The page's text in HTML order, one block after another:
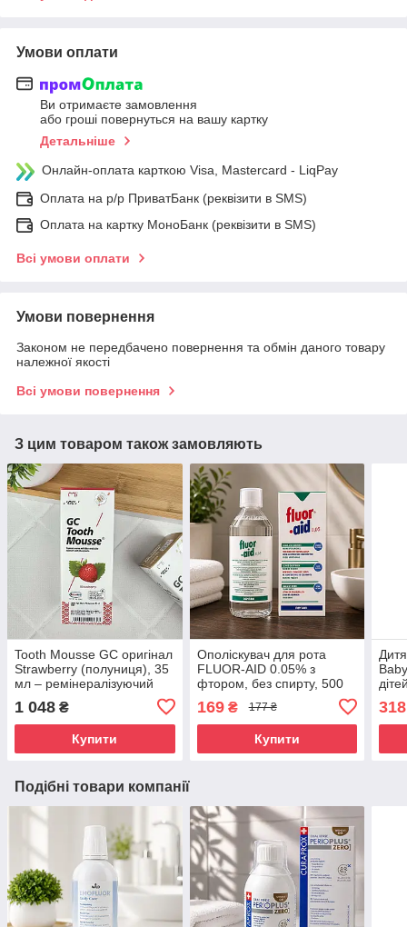
Умови оплати
Ви отримаєте замовлення
або гроші повернуться на вашу картку
Детальніше
Онлайн-оплата карткою Visa, Mastercard - LiqPay
Оплата на р/р ПриватБанк (реквізити в SMS)
Оплата на картку МоноБанк (реквізити в SMS)
Всі умови оплати
Умови повернення
Законом не передбачено повернення та обмін даного товару
належної якості
Всі умови повернення
З цим товаром також замовляють
Tooth Mousse GC оригінал
Strawberry (полуниця), 35
мл – ремінералізуючий
чутливості, без фтору
1 048 ₴
Купити
Ополіскувач для рота
FLUOR-AID 0.05% з
фтором, без спирту, 500
мл — для дітей від 6 років
і дорослих
169₴ 177 ₴
Купити
318
Подібні товари компанії